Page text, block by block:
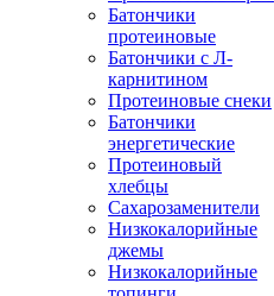
Батончики
протеиновые
Батончики с Л-
карнитином
Протеиновые снеки
Батончики
энергетические
Протеиновый
хлебцы
Сахарозаменители
Низкокалорийные
джемы
Низкокалорийные